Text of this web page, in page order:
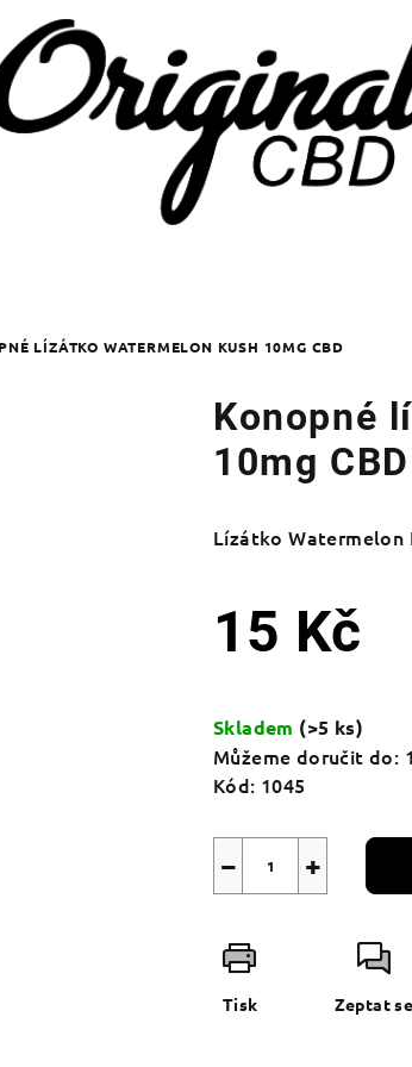
LÍZÁTKO WATERMELON KUSH 10MG CBD
Konopné
10mg CBD
Lízátko Watermelon
15 Kč
cena:
Skladem (>5 ks)
Můžeme doručit do:
Kód: 1045
+
−
Tisk Zeptat se